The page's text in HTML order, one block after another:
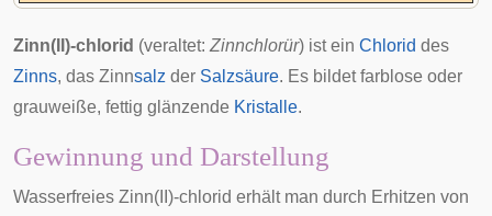
Zinn(II)-chlorid (veraltet: Zinnchlorür) ist ein Chlorid des
Zinns, das Zinnsalz der Salzsäure. Es bildet farblose oder
grauweiße, fettig glänzende Kristalle.
Gewinnung und Darstellung
Wasserfreies Zinn(II)-chlorid erhält man durch Erhitzen von